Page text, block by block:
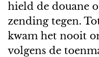
hield de douane
zending tegen.
kwam het nooit
volgens de